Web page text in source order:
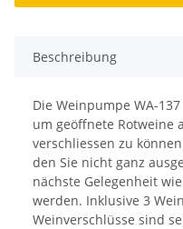
Beschreibung
Die Weinpumpe WA-
um geöffnete Rotweine
verschliessen zu
den Sie nicht ganz
nächste Gelegenheit
werden. Inklusive 3
Weinverschlüsse sind